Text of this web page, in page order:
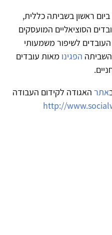
ראשון בשביתה כללית,
זמן, של 10,000 העובדים הסוציאליים המועסקים
לשיפור משמעותי
הפגינו מאות עובדים
אתר האגודה לקידום העבודה
http://